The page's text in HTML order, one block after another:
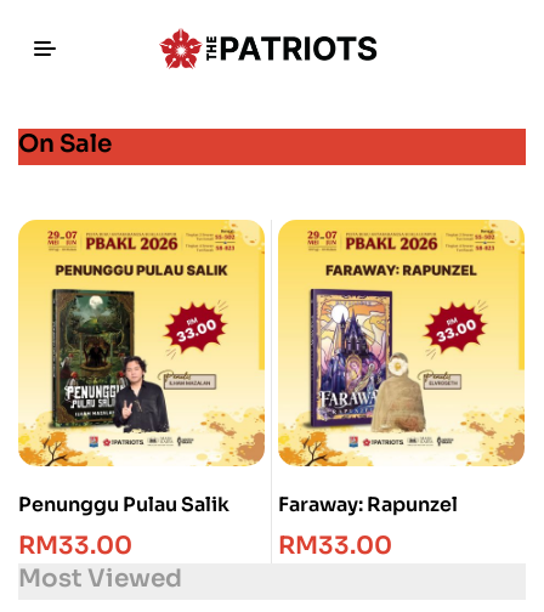
On Sale
Penunggu Pulau Salik
RM33.00
Faraway: Rapunzel
RM33.00
Most Viewed